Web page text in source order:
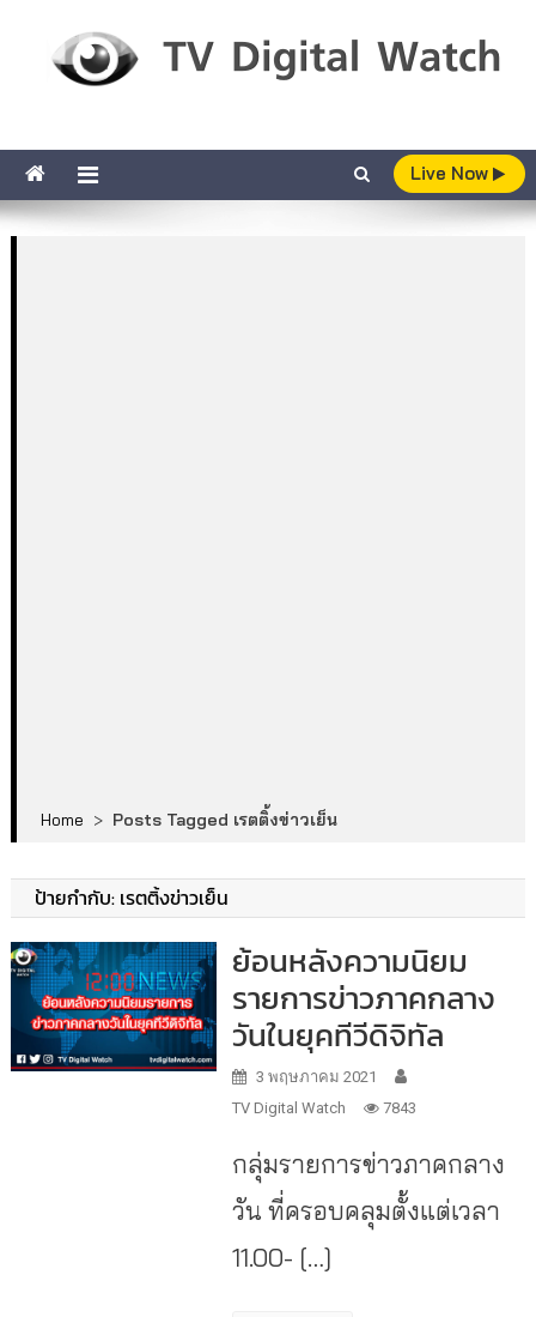
Live Now
Home > Posts Tagged เรตติ้งข่าวเย็น
ป้ายกำกับ: เรตติ้งข่าวเย็น
ย้อนหลังความนิยม
รายการข่าวภาคกลาง
วันในยุคทีวีดิจิทัล
3 พฤษภาคม 2021
TV Digital Watch
7843
กลุ่มรายการข่าวภาคกลาง
วัน ที่ครอบคลุมตั้งแต่เวลา
11.00- […]